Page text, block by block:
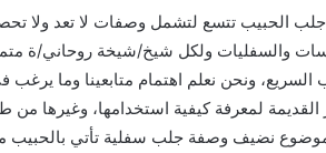
الحبيب تتسع لتشمل وصفات لا تعد ولا تحصى
والسفليات ولكل شيخ/شيخة روحاني/ة
السريع، ونحن نعلم اهتمام متابعينا وما
القديمة لمعرفة كيفية استخدامها، وغيرها
نضيف وصفة جلب سفلية تأتي